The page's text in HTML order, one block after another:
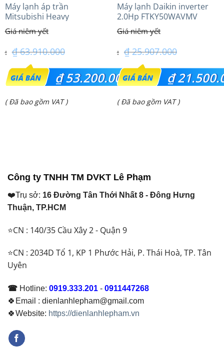
Máy lạnh áp trần
Mitsubishi Heavy
FDE125VG (5.0Hp) Cao cấp
– 1 Pha
₫63.910.000
Giá
gốc
là:
₫53.200.000
Giá
( Đã bao gồm VAT )
Máy lạnh Daikin inverter
2.0Hp FTKY50WAVMV
₫25.907.000
Giá
gốc
là:
₫
Giá
( Đã bao gồm VAT )
Công ty TNHH TM DVKT Lê Phạm
❤️Trụ sở: 16 Đường Tân Thới Nhất 8 - Đông Hưng
Thuận, TP.HCM
⭐CN : 140/35 Cầu Xây 2 - Quận 9
⭐CN : 2034D Tổ 1, KP 1 Phước Hải, P. Thái Hoà, TP. Tân
Uyên
☎ Hotline: 0919.333.201 - 0911447268
🍀Email : dienlanhlepham@gmail.com
🍀Website: https://dienlanhlepham.vn